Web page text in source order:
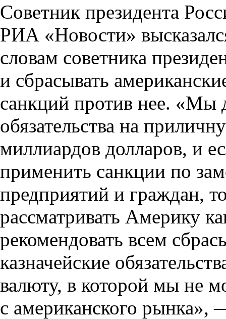
Советник президента
РИА «Новости»
словам советника
и сбрасывать
санкций против нее. «Мы
обязательства на
миллиардов долларов, и
применить санкции по
предприятий и граждан,
рассматривать Америку
рекомендовать всем
казначейские
валюту, в которой мы не
с американского рынка»,